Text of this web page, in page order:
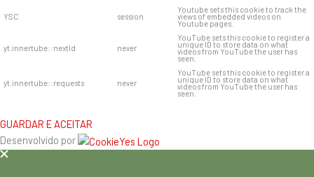
YSC session
Youtube sets this cookie to track the
views of embedded videos on
Youtube pages.
yt.innertube::nextId never
YouTube sets this cookie to register a
unique ID to store data on what
videos from YouTube the user has
seen.
yt.innertube::requests never
YouTube sets this cookie to register a
unique ID to store data on what
videos from YouTube the user has
seen.
GUARDAR E ACEITAR
Desenvolvido por